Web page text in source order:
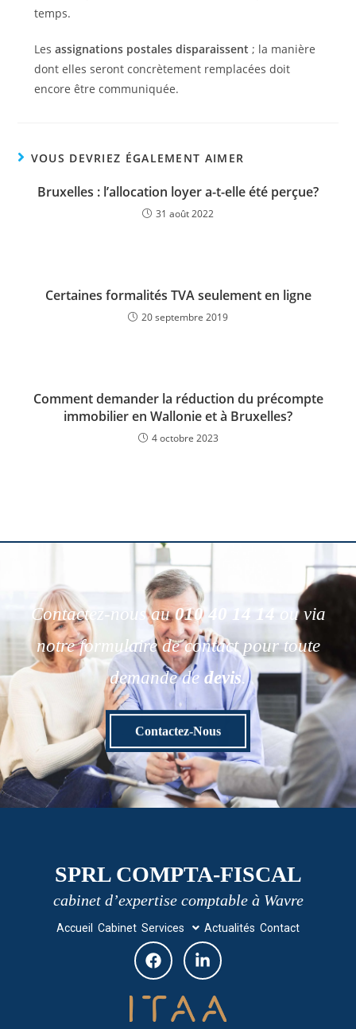
temps.
Les assignations postales disparaissent ; la manière
dont elles seront concrètement remplacées doit
encore être communiquée.
VOUS DEVRIEZ ÉGALEMENT AIMER
Bruxelles : l’allocation loyer a-t-elle été perçue?
31 août 2022
Certaines formalités TVA seulement en ligne
20 septembre 2019
Comment demander la réduction du précompte
immobilier en Wallonie et à Bruxelles?
4 octobre 2023
Contactez-nous au010 40 14 14
ou via
notre formulaire de contact pour toute
demande de devis.
Contactez-Nous
SPRL COMPTA-FISCAL
cabinet d’expertise comptable à Wavre
Accueil Cabinet Services Actualités Contact